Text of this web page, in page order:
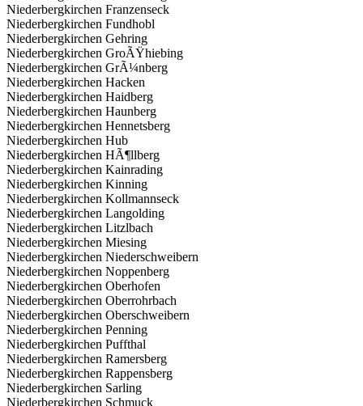
Niederbergkirchen Franzenseck
Niederbergkirchen Fundhobl
Niederbergkirchen Gehring
Niederbergkirchen GroÃŸhiebing
Niederbergkirchen GrÃ¼nberg
Niederbergkirchen Hacken
Niederbergkirchen Haidberg
Niederbergkirchen Haunberg
Niederbergkirchen Hennetsberg
Niederbergkirchen Hub
Niederbergkirchen HÃ¶llberg
Niederbergkirchen Kainrading
Niederbergkirchen Kinning
Niederbergkirchen Kollmannseck
Niederbergkirchen Langolding
Niederbergkirchen Litzlbach
Niederbergkirchen Miesing
Niederbergkirchen Niederschweibern
Niederbergkirchen Noppenberg
Niederbergkirchen Oberhofen
Niederbergkirchen Oberrohrbach
Niederbergkirchen Oberschweibern
Niederbergkirchen Penning
Niederbergkirchen Puffthal
Niederbergkirchen Ramersberg
Niederbergkirchen Rappensberg
Niederbergkirchen Sarling
Niederbergkirchen Schmuck